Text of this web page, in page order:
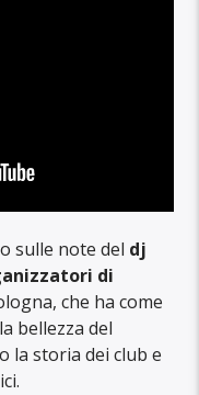
sulle note del dj
di
che ha come
bellezza del
la storia dei club e